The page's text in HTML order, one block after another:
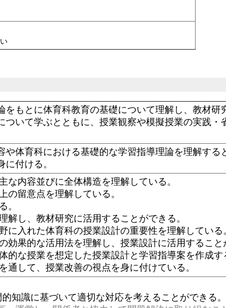
もとに体育科教育の基礎について理解し、教材研
いて学ぶとともに、授業観察や模擬授業の実践・
体育科における基礎的な学習指導理論を理解する
付ける。
内容並びに全体構造を理解している。
留意点を理解している。
。
し、教材研究に活用することができる。
入れた体育科の授業設計の重要性を理解している
果的な活用法を理解し、授業設計に活用すること
な授業を想定した授業設計と学習指導案を作成す
して、授業改善の視点を身に付けている。
知識に基づいて適切な対応を考えることができる。